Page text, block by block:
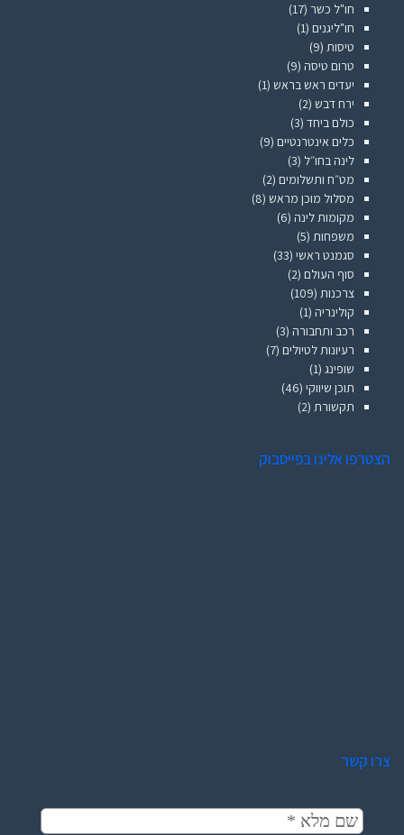
חו"ל כשר (17)
חו"ליגנים (1)
טיסות (9)
טרום טיסה (9)
יעדים ראש בראש (1)
ירח דבש (2)
כולם ביחד (3)
כלים אינטרנטיים (9)
לינה בחו״ל (3)
מט״ח ותשלומים (2)
מסלול מוכן מראש (8)
מקומות לינה (6)
משפחות (5)
סגמנט ראשי (33)
סוף העולם (2)
צרכנות (109)
קולינריה (1)
רכב ותחבורה (3)
רעיונות לטיולים (7)
שופינג (1)
תוכן שיווקי (46)
תקשורת (2)
הצטרפו אלינו בפייסבוק
צרו קשר